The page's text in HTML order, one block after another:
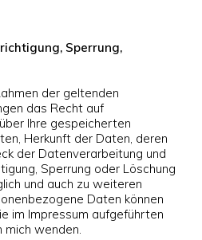
Sperrung,
der geltenden
das Recht auf
Ihre gespeicherten
Herkunft der Daten, deren
der Datenverarbeitung und
Sperrung oder Löschung
und auch zu weiteren
Daten können
im Impressum aufgeführten
wenden.